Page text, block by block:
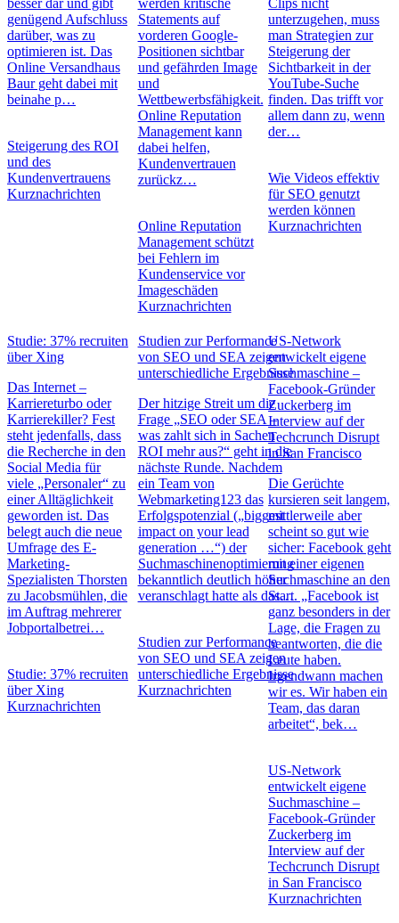
besser dar und gibt
genügend Aufschluss
darüber, was zu
optimieren ist. Das
Online Versandhaus
Baur geht dabei mit
beinahe p…
Steigerung des ROI
und des
Kundenvertrauens
Kurznachrichten
werden kritische
Statements auf
vorderen Google-
Positionen sichtbar
und gefährden Image
und
Wettbewerbsfähigkeit.
Online Reputation
Management kann
dabei helfen,
Kundenvertrauen
zurückz…
Online Reputation
Management schützt
bei Fehlern im
Kundenservice vor
Imageschäden
Kurznachrichten
Clips nicht
unterzugehen, muss
man Strategien zur
Steigerung der
Sichtbarkeit in der
YouTube-Suche
finden. Das trifft vor
allem dann zu, wenn
der…
Wie Videos effektiv
für SEO genutzt
werden können
Kurznachrichten
Studie: 37% recruiten
über Xing
Das Internet –
Karriereturbo oder
Karrierekiller? Fest
steht jedenfalls, dass
die Recherche in den
Social Media für
viele „Personaler“ zu
einer Alltäglichkeit
geworden ist. Das
belegt auch die neue
Umfrage des E-
Marketing-
Spezialisten Thorsten
zu Jacobsmühlen, die
im Auftrag mehrerer
Jobportalbetrei…
Studie: 37% recruiten
über Xing
Kurznachrichten
Studien zur Performance
von SEO und SEA zeigen
unterschiedliche Ergebnisse
Der hitzige Streit um die
Frage „SEO oder SEA –
was zahlt sich in Sachen
ROI mehr aus?“ geht in die
nächste Runde. Nachdem
ein Team von
Webmarketing123 das
Erfolgspotenzial („biggest
impact on your lead
generation …“) der
Suchmaschinenoptimierung
bekanntlich deutlich höher
veranschlagt hatte als das…
Studien zur Performance
von SEO und SEA zeigen
unterschiedliche Ergebnisse
Kurznachrichten
US-Network
entwickelt eigene
Suchmaschine –
Facebook-Gründer
Zuckerberg im
Interview auf der
Techcrunch Disrupt
in San Francisco
Die Gerüchte
kursieren seit langem,
mittlerweile aber
scheint so gut wie
sicher: Facebook geht
mit einer eigenen
Suchmaschine an den
Start. „Facebook ist
ganz besonders in der
Lage, die Fragen zu
beantworten, die die
Leute haben.
Irgendwann machen
wir es. Wir haben ein
Team, das daran
arbeitet“, bek…
US-Network
entwickelt eigene
Suchmaschine –
Facebook-Gründer
Zuckerberg im
Interview auf der
Techcrunch Disrupt
in San Francisco
Kurznachrichten